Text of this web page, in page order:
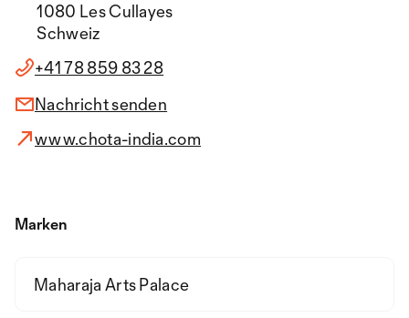
1080 Les Cullayes
Schweiz
+41 78 859 83 28
Nachricht senden
www.chota-india.com
Marken
Maharaja Arts Palace